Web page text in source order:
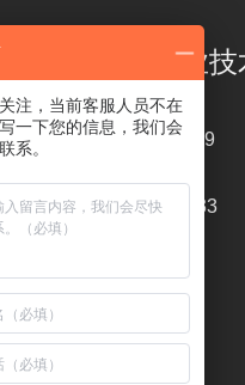
圳市福英达工业技
电话 ： 18126319449
传真 : 0755-26820233
liping@szfitech.com
注，当前客服人员不在
一下您的信息，我们会
系。